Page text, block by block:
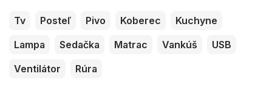
Tv Posteľ Pivo Koberec
Kuchyne
Lampa
Sedačka Matrac Vankúš
USB
Ventilátor
Rúra